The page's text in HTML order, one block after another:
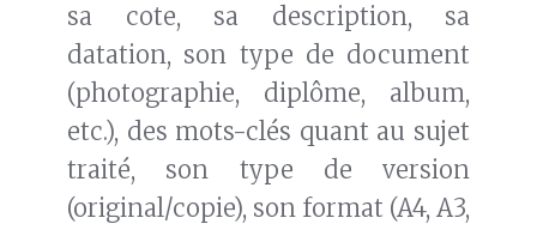
sa cote, sa description, sa
datation, son type de document
(photographie, diplôme, album,
etc.), des mots-clés quant au sujet
traité, son type de version
(original/copie), son format (A4, A3,